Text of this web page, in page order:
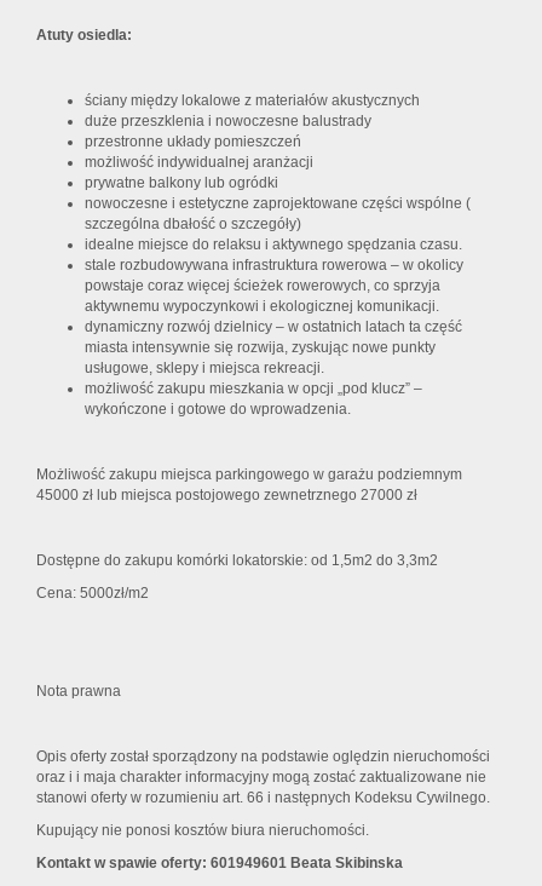
Atuty osiedla:
ściany między lokalowe z materiałów akustycznych
duże przeszklenia i nowoczesne balustrady
przestronne układy pomieszczeń
możliwość indywidualnej aranżacji
prywatne balkony lub ogródki
nowoczesne i estetyczne zaprojektowane części wspólne (
szczególna dbałość o szczegóły)
idealne miejsce do relaksu i aktywnego spędzania czasu.
stale rozbudowywana infrastruktura rowerowa – w okolicy
powstaje coraz więcej ścieżek rowerowych, co sprzyja
aktywnemu wypoczynkowi i ekologicznej komunikacji.
dynamiczny rozwój dzielnicy – w ostatnich latach ta część
miasta intensywnie się rozwija, zyskując nowe punkty
usługowe, sklepy i miejsca rekreacji.
możliwość zakupu mieszkania w opcji „pod klucz” –
wykończone i gotowe do wprowadzenia.
Możliwość zakupu miejsca parkingowego w garażu podziemnym
45000 zł lub miejsca postojowego zewnetrznego 27000 zł
Dostępne do zakupu komórki lokatorskie: od 1,5m2 do 3,3m2
Cena: 5000zł/m2
Nota prawna
Opis oferty został sporządzony na podstawie oględzin nieruchomości
oraz i i maja charakter informacyjny mogą zostać zaktualizowane nie
stanowi oferty w rozumieniu art. 66 i następnych Kodeksu Cywilnego.
Kupujący nie ponosi kosztów biura nieruchomości.
Kontakt w spawie oferty: 601949601 Beata Skibinska